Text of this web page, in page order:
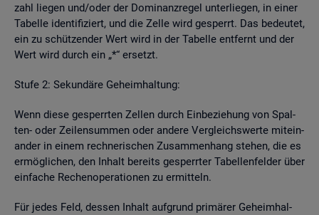
zahl lie­gen und/oder der Do­mi­nanz­re­gel un­ter­lie­gen, in einer
Ta­bel­le iden­ti­fi­ziert, und die Zelle wird ge­sperrt. Das be­deu­tet,
ein zu schüt­zen­der Wert wird in der Ta­bel­le ent­fernt und der
Wert wird durch ein „*“ er­setzt.
Stufe 2: Se­kun­dä­re Ge­heim­hal­tung:
Wenn diese ge­sperr­ten Zel­len durch Ein­be­zie­hung von Spal­
ten- oder Zei­len­sum­men oder an­de­re Ver­gleichs­wer­te mit­ein­
an­der in einem rech­ne­ri­schen Zu­sam­men­hang ste­hen, die es
er­mög­li­chen, den In­halt be­reits ge­sperr­ter Ta­bel­len­fel­der über
ein­fa­che Re­chen­ope­ra­tio­nen zu er­mit­teln.
Für jedes Feld, des­sen In­halt auf­grund pri­mä­rer Ge­heim­hal­